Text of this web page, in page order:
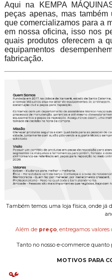
Aqui na KEMPA
peças apenas, mas
que comercializamos para a
em nossa oficina, isso nos
quais produtos oferecem a
equipamentos
fabricação.
Também temos uma loja física, onde já
Além de preço, entregamos
Tanto no nosso e-commerce quanto
MOTIVOS PARA